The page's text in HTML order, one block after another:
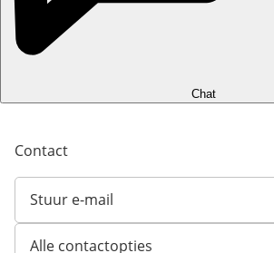
Chat
Contact
Stuur e-mail
Opent e-mailclient
Alle contactopties